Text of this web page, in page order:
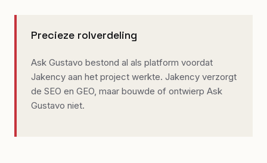
Precieze rolverdeling
Ask Gustavo bestond al als platform voordat
Jakency aan het project werkte. Jakency verzorgt
de SEO en GEO, maar bouwde of ontwierp Ask
Gustavo niet.